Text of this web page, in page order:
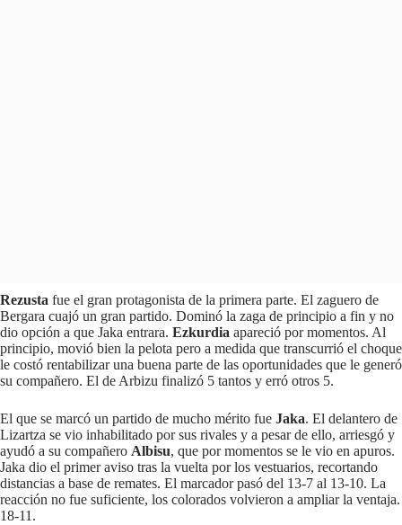
Rezusta fue el gran protagonista de la primera parte. El zaguero de
Bergara cuajó un gran partido. Dominó la zaga de principio a fin y no
dio opción a que Jaka entrara. Ezkurdia apareció por momentos. Al
principio, movió bien la pelota pero a medida que transcurrió el choque
le costó rentabilizar una buena parte de las oportunidades que le generó
su compañero. El de Arbizu finalizó 5 tantos y erró otros 5.
El que se marcó un partido de mucho mérito fue Jaka. El delantero de
Lizartza se vio inhabilitado por sus rivales y a pesar de ello, arriesgó y
ayudó a su compañero Albisu, que por momentos se le vio en apuros.
Jaka dio el primer aviso tras la vuelta por los vestuarios, recortando
distancias a base de remates. El marcador pasó del 13-7 al 13-10. La
reacción no fue suficiente, los colorados volvieron a ampliar la ventaja.
18-11.